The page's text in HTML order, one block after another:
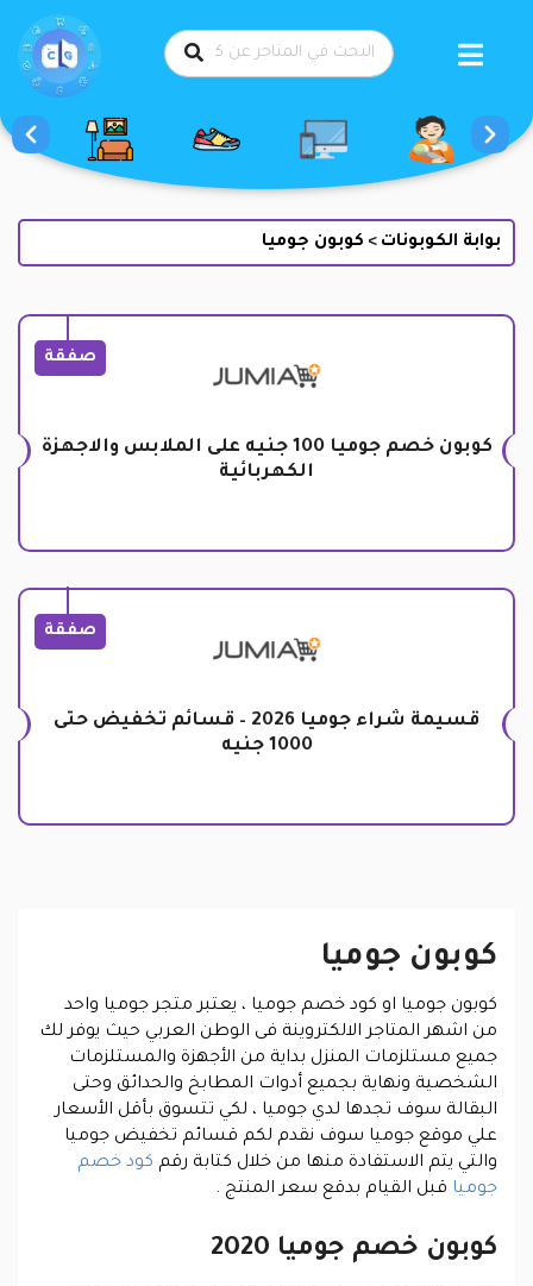
بوابة الكوبونات > كوبون جوميا
صفقة
كوبون خصم جوميا 100 جنيه على الملابس والاجهزة
الكهربائية
صفقة
قسيمة شراء جوميا 2026 – قسائم تخفيض حتى
1000 جنيه
كوبون جوميا
كوبون جوميا او كود خصم جوميا ، يعتبر متجر جوميا واحد
من اشهر المتاجر الالكتروينة فى الوطن العربي حيث يوفر لك
جميع مستلزمات المنزل بداية من الأجهزة والمستلزمات
الشخصية ونهاية بجميع أدوات المطابخ والحدائق وحتى
البقالة سوف تجدها لدي جوميا ، لكي تتسوق بأقل الأسعار
علي موقع جوميا سوف نقدم لكم قسائم تخفيض جوميا
والتي يتم الاستفادة منها من خلال كتابة رقم كود خصم
جوميا قبل القيام بدقع سعر المنتج .
كوبون خصم جوميا 2020